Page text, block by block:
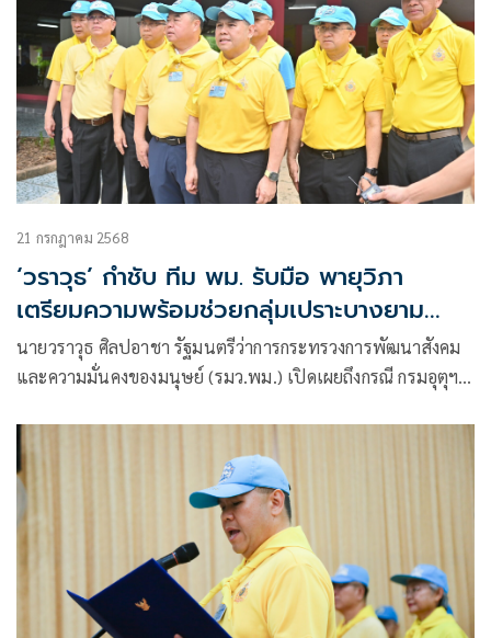
21 กรกฎาคม 2568
‘วราวุธ’ กำชับ ทีม พม. รับมือ พายุวิภา
เตรียมความพร้อมช่วยกลุ่มเปราะบางยาม
วิกฤต
นายวราวุธ ศิลปอาชา รัฐมนตรีว่าการกระทรวงการพัฒนาสังคม
และความมั่นคงของมนุษย์ (รมว.พม.) เปิดเผยถึงกรณี กรมอุตุฯ
ผลกระทบหลายพื้นที่ในภาคเหนือและภาคตะวันออกเฉียงเหนือ
ทำให้มีฝนหนักถึงหนักมาก ปริมาณฝนที่ตกลงมาจะมีปริมาณมาก
ขึ้น ว่า ตนมีความห่วงใยพี่น้องกลุ่มเปราะบาง และประชาชนใน
พื้นที่ต่างๆ ที่อาจได้รับผลกระทบดังกล่าว